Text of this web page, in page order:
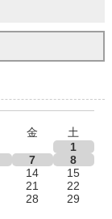
金
土
1
7
8
14
15
21
22
28
29